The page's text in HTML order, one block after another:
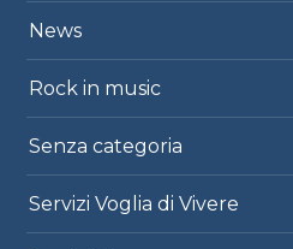
News
Rock in music
Senza categoria
Servizi Voglia di Vivere